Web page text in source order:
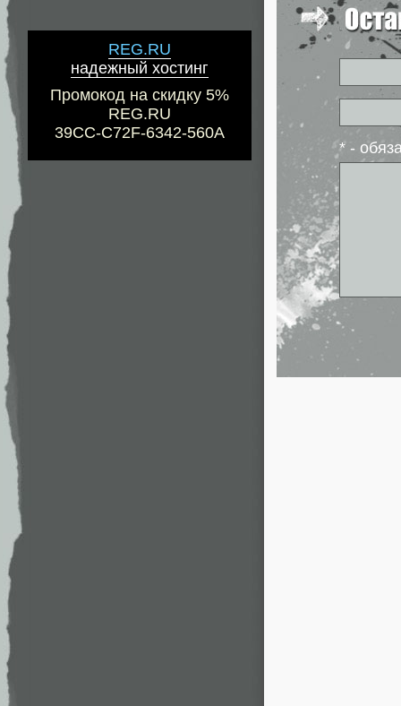
REG.RU
надежный хостинг
Промокод на скидку 5%
REG.RU
39CC-C72F-6342-560A
* -